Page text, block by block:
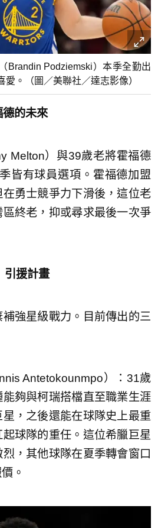
Brandin Podziemski）本季全勤出
。（圖／美聯社／達志影像）
的未來
Melton）與39歲老將霍福德
皆有球員選項。霍福德加盟
勇士競爭力下滑後，這位老
終老，抑或尋求最後一次爭
引援計畫
強星級戰力。目前傳出的三
Antetokounmpo）：31歲
夠與柯瑞搭檔直至職業生涯
，之後還能在球隊史上最重
球隊的重任。這位希臘巨星
，其他球隊在夏季轉會窗口
。